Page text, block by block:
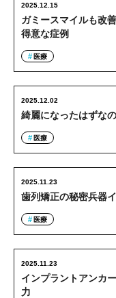
ガミースマイルも改
得意な症例
2025.12.15
医療
綺麗になったはずな
2025.12.02
医療
歯列矯正の秘密兵器
2025.11.23
医療
インプラントアンカ
力
2025.11.23